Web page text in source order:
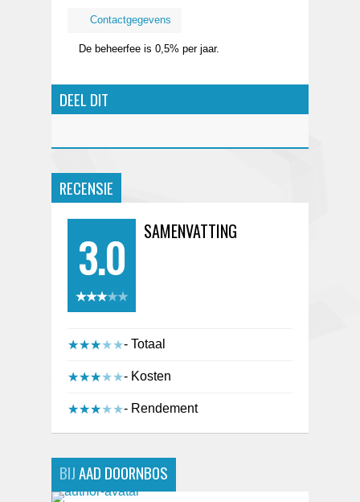
Contactgegevens
De beheerfee is 0,5% per jaar.
DEEL DIT
RECENSIE
3.0
★★★★★
★★★★★
SAMENVATTING
★★★★★
★★★★★- Totaal
★★★★★
★★★★★- Kosten
★★★★★
★★★★★- Rendement
BIJAAD DOORNBOS